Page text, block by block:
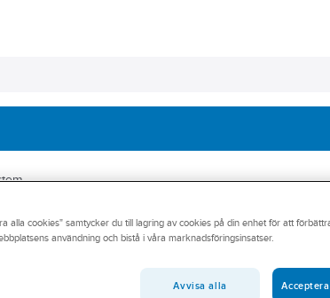
FRANKE
Artikelnummer:
19058395
alla cookies" samtycker du till lagring av cookies på din enhet för att
användning och bistå i våra marknadsföringsinsatser.
Avvisa alla